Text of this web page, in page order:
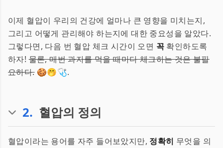
이제 혈압이 우리의 건강에 얼마나 큰 영향을 미치는지,
그리고 어떻게 관리해야 하는지에 대한 중요성을 알았다.
그렇다면, 다음 번 혈압 체크 시간이 오면 꼭 확인하도록
하자!물론, 매번 과자를 먹을 때마다 체크하는 것은 불필
요하다.🍪🤭🩺.
2. 혈압의 정의
혈압이라는 용어를 자주 들어보았지만, 정확히 무엇을 의